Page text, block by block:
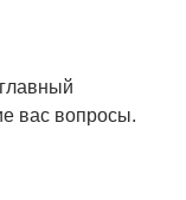
вас вопросы.